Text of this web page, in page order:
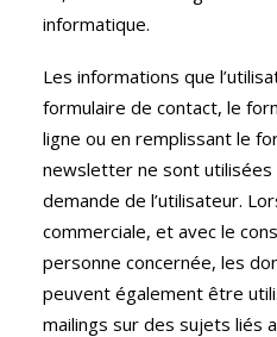
informatique.
Les informations que
formulaire de contact, le
ligne ou en remplissant le
newsletter ne sont utilisées
demande de l’utilisateur.
commerciale, et avec le
personne concernée, les
peuvent également être
mailings sur des sujets liés